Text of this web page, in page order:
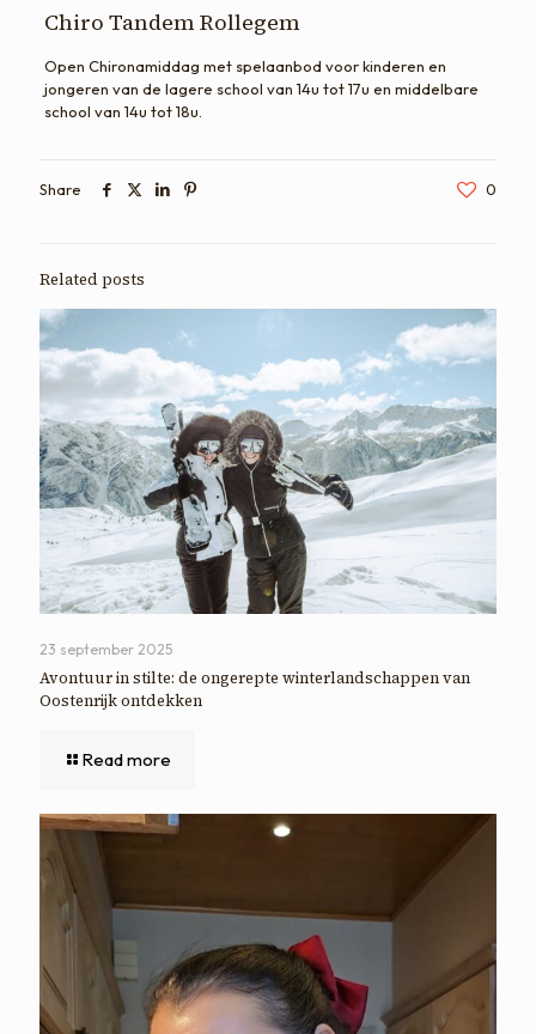
Chiro Tandem Rollegem
Open Chironamiddag met spelaanbod voor kinderen en
jongeren van de lagere school van 14u tot 17u en middelbare
school van 14u tot 18u.
Share 0
Related posts
23 september 2025
Avontuur in stilte: de ongerepte winterlandschappen van
Oostenrijk ontdekken
Read more